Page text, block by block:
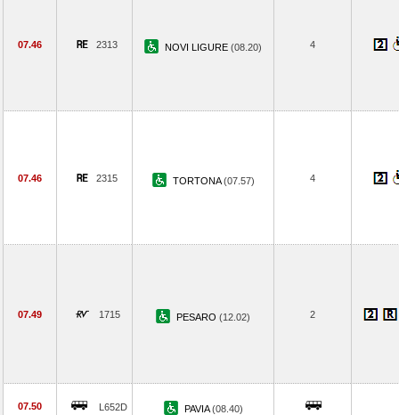
07.46 2313 NOVI LIGURE (08.20) 4
07.46 2315 TORTONA(07.57) 4
07.49 1715 PESARO (12.02) 2
07.50 L652D PAVIA(08.40)